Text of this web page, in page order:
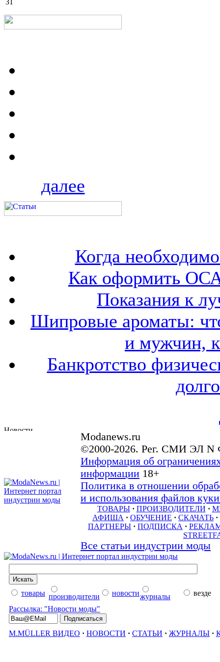
31
далее
Когда
Как оформить
Показания к
Шипровые ароматы:
и мужчин,
Банкротство
Modanews.ru
©2000-2026. Рег. СМИ ЭЛ N
Информация об
информации 18+
Политика в отношении
и использования файлов
ТОВАРЫ · ПРОИЗВОДИТЕЛИ ·
АФИША · ОБУЧЕНИЕ · СКАЧАТЬ ·
ПАРТНЕРЫ · ПОДПИСКА ·
Все статьи индустрии моды
товары производители новостижурналы
везде
Рассылка: "Новости моды"
M.MÜLLER ВИДЕО · НОВОСТИ · СТАТЬИ · ЖУРНАЛЫ ·